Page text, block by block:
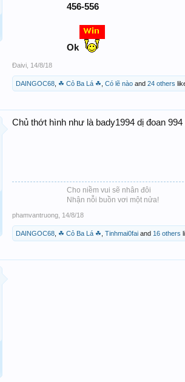
456-556
Ok
Đaivi 14/8/18
DAINGOC68 ☘ Cỏ Ba Lá ☘ Có lẽ nào and 24 others
Chủ thớt hình như là bady1994 dị đoan 994
Cho niềm vui sẽ nhân đôi
Nhận nỗi buồn vơi một nửa!​
phamvantruong 14/8/18
DAINGOC68 ☘ Cỏ Ba Lá ☘ Tinhmai0fai and 16 others